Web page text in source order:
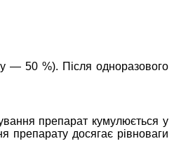
— 50 %). Після одноразового
препарат кумулюється у
препарату досягає рівноваги